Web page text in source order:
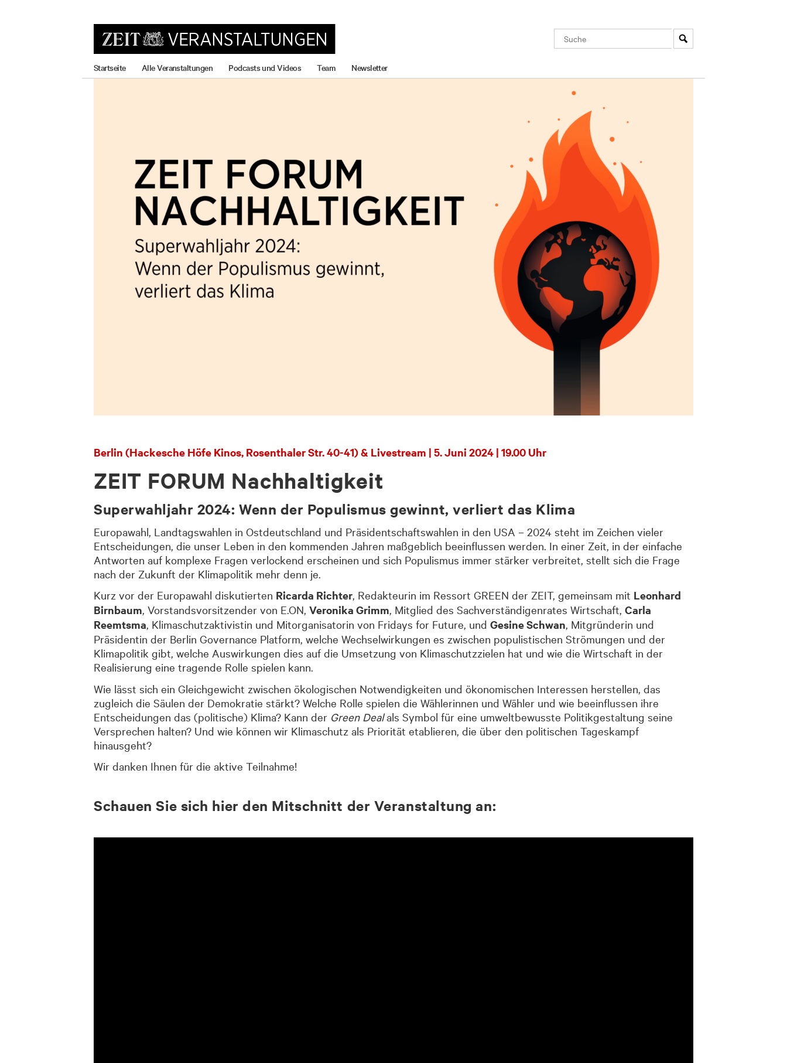
Startseite Alle Veranstaltungen Podcasts und Videos Team Newsletter
Berlin (Hackesche Höfe Kinos, Rosenthaler Str. 40-41) & Livestream | 5. Juni 2024 | 19.00 Uhr
ZEIT FORUM Nachhaltigkeit
Superwahljahr 2024: Wenn der Populismus gewinnt, verliert das Klima
Europawahl, Landtagswahlen in Ostdeutschland und Präsidentschaftswahlen in den USA – 2024 steht im Zeichen vieler
Entscheidungen, die unser Leben in den kommenden Jahren maßgeblich beeinflussen werden. In einer Zeit, in der einfache
Antworten auf komplexe Fragen verlockend erscheinen und sich Populismus immer stärker verbreitet, stellt sich die Frage
nach der Zukunft der Klimapolitik mehr denn je.
Kurz vor der Europawahl diskutierten Ricarda Richter, Redakteurin im Ressort GREEN der ZEIT, gemeinsam mit Leonhard
Birnbaum, Vorstandsvorsitzender von E.ON, Veronika Grimm, Mitglied des Sachverständigenrates Wirtschaft, Carla
Reemtsma, Klimaschutzaktivistin und Mitorganisatorin von Fridays for Future, und Gesine Schwan, Mitgründerin und
Präsidentin der Berlin Governance Platform, welche Wechselwirkungen es zwischen populistischen Strömungen und der
Klimapolitik gibt, welche Auswirkungen dies auf die Umsetzung von Klimaschutzzielen hat und wie die Wirtschaft in der
Realisierung eine tragende Rolle spielen kann.
Wie lässt sich ein Gleichgewicht zwischen ökologischen Notwendigkeiten und ökonomischen Interessen herstellen, das
zugleich die Säulen der Demokratie stärkt? Welche Rolle spielen die Wählerinnen und Wähler und wie beeinflussen ihre
Entscheidungen das (politische) Klima? Kann der Green Dealals Symbol für eine umweltbewusste Politikgestaltung seine
Versprechen halten? Und wie können wir Klimaschutz als Priorität etablieren, die über den politischen Tageskampf
hinausgeht?
Wir danken Ihnen für die aktive Teilnahme!
Schau­en Sie sich hier den Mit­schnitt der Ver­an­stal­tung an: